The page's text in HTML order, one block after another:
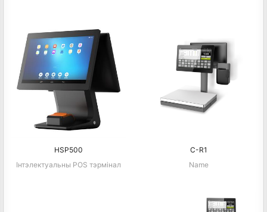
HSP500
Інтэлектуальны POS тэрмінал
C-R1
Name